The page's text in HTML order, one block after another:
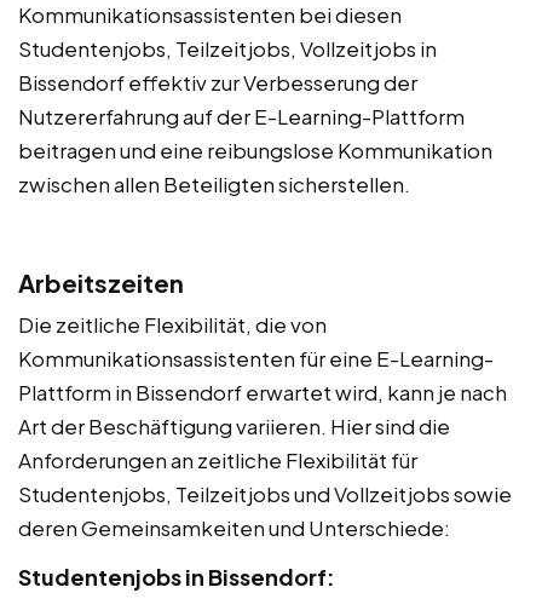
Kommunikationsassistenten bei diesen
Studentenjobs, Teilzeitjobs, Vollzeitjobs in
Bissendorf effektiv zur Verbesserung der
Nutzererfahrung auf der E-Learning-Plattform
beitragen und eine reibungslose Kommunikation
zwischen allen Beteiligten sicherstellen.
Arbeitszeiten
Die zeitliche Flexibilität, die von
Kommunikationsassistenten für eine E-Learning-
Plattform in Bissendorf erwartet wird, kann je nach
Art der Beschäftigung variieren. Hier sind die
Anforderungen an zeitliche Flexibilität für
Studentenjobs, Teilzeitjobs und Vollzeitjobs sowie
deren Gemeinsamkeiten und Unterschiede:
Studentenjobs in Bissendorf: